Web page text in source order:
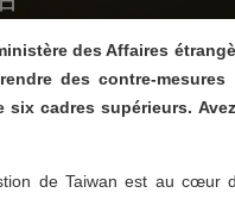
des Affaires
des contre-
six cadres supérieurs.
de Taiwan est au cœur